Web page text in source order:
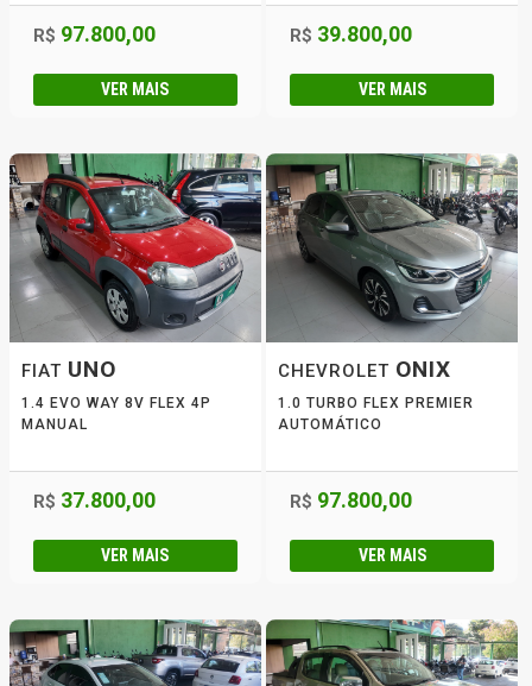
R$ 97.800,00
VER MAIS
R$ 39.800,00
VER MAIS
FIAT UNO
1.4 EVO WAY 8V FLEX 4P
MANUAL
R$ 37.800,00
VER MAIS
CHEVROLET ONIX
1.0 TURBO FLEX PREMIER
AUTOMÁTICO
R$ 97.800,00
VER MAIS